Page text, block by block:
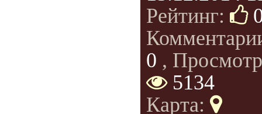
Рейтинг:
0 ,
5134
Карта: